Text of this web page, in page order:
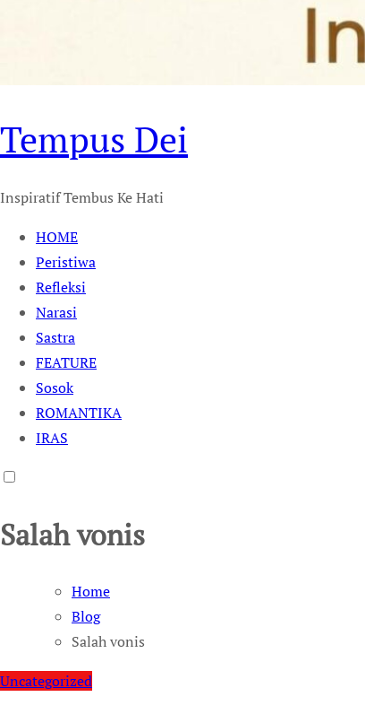
Tempus Dei
Inspiratif Tembus Ke Hati
HOME
Peristiwa
Refleksi
Narasi
Sastra
FEATURE
Sosok
ROMANTIKA
IRAS
Salah vonis
Home
Blog
Salah vonis
Uncategorized